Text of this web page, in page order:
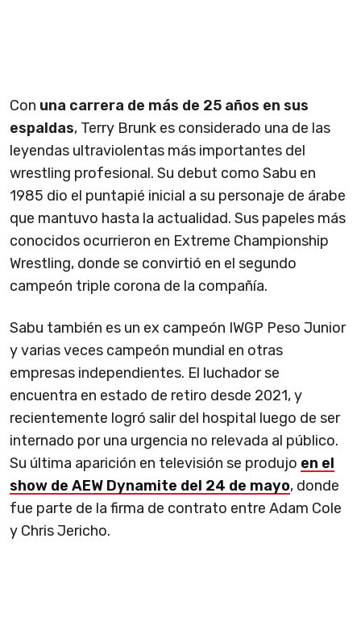
Con una carrera de más de 25 años en sus
espaldas, Terry Brunk es considerado una de las
leyendas ultraviolentas más importantes del
wrestling profesional. Su debut como Sabu en
1985 dio el puntapié inicial a su personaje de árabe
que mantuvo hasta la actualidad. Sus papeles más
conocidos ocurrieron en Extreme Championship
Wrestling, donde se convirtió en el segundo
campeón triple corona de la compañía.
Sabu también es un ex campeón IWGP Peso Junior
y varias veces campeón mundial en otras
empresas independientes. El luchador se
encuentra en estado de retiro desde 2021, y
recientemente logró salir del hospital luego de ser
internado por una urgencia no relevada al público.
Su última aparición en televisión se produjo en el
show de AEW Dynamite del 24 de mayo, donde
fue parte de la firma de contrato entre Adam Cole
y Chris Jericho.